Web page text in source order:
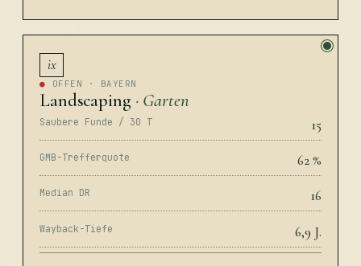
ix
● OFFEN · BAYERN
Landscaping · Garten
Saubere Funde / 30 T 15
GMB-Trefferquote 62 %
Median DR 16
Wayback-Tiefe 6,9 J.